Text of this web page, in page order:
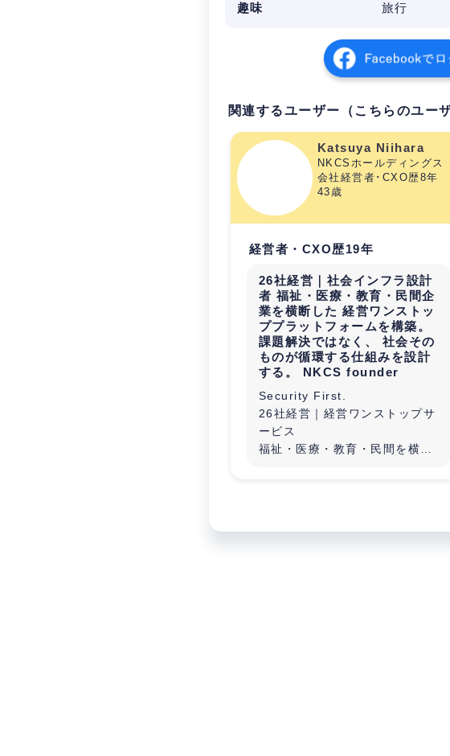
趣味
旅行
関連するユーザー（こちらのユー
Katsuya Niihara
NKCSホールディングス
会社経営者･CXO歴8年
43歳
経営者・CXO歴19年
26社経営｜社会インフラ設計
者 福祉・医療・教育・民間企
業を横断した 経営ワンストッ
ププラットフォームを構築。
課題解決ではなく、 社会その
ものが循環する仕組みを設計
する。 NKCS founder
Security First.
26社経営｜経営ワンストップサ
ービス
福祉・医療・教育・民間を横断